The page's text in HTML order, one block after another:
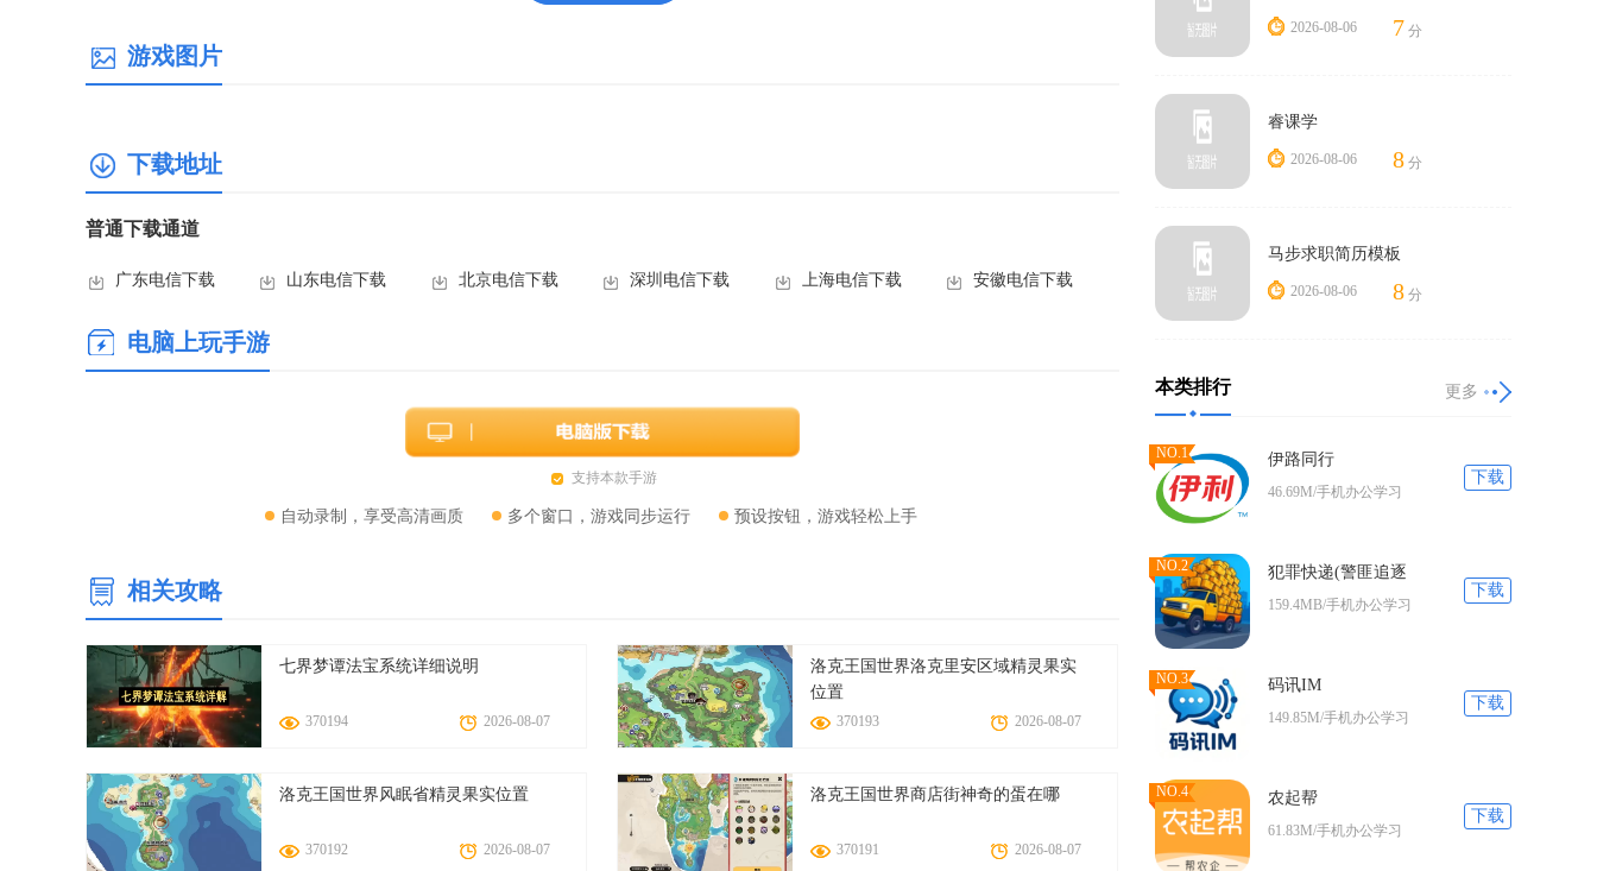
【胜乐典藏app技巧】
1. 个性化推荐：利用算法根据用户的浏览历史和兴趣偏好，智能推荐相关艺术品和艺术家，提升用户体验。
2. VR鉴赏：支持VR设备接入，让用户仿佛置身于艺术展览现场，享受沉浸式观赏体验。
游戏图片
下载地址
普通下载通道
广东电信下载 山东电信下载 北京电信下载 深圳电信下载 上海电信下载 安徽电信下载
电脑上玩手游
支持本款手游
自动录制，享受高清画质 多个窗口，游戏同步运行 预设按钮，游戏轻松上手
相关攻略
七界梦谭法宝系统详细说明
370194 2026-08-07
洛克王国世界洛克里安区域精灵果实
位置
370193 2026-08-07
洛克王国世界风眠省精灵果实位置
370192 2026-08-07
洛克王国世界商店街神奇的蛋在哪
370191 2026-08-07
2026-08-06 7 分
睿课学
2026-08-06 8 分
马步求职简历模板
2026-08-06 8 分
本类排行 更多
NO.1 伊路同行
46.69M/手机办公学习
下载
NO.2 犯罪快递(警匪追逐
159.4MB/手机办公学习
下载
NO.3 码讯IM
149.85M/手机办公学习
下载
NO.4 农起帮
61.83M/手机办公学习
下载